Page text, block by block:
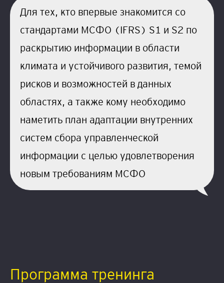
Для тех, кто впервые знакомится со
стандартами МСФО (IFRS) S1 и S2 по
раскрытию информации в области
климата и устойчивого развития, темой
рисков и возможностей в данных
областях, а также кому необходимо
наметить план адаптации внутренних
систем сбора управленческой
информации с целью удовлетворения
новым требованиям МСФО
Программа тренинга